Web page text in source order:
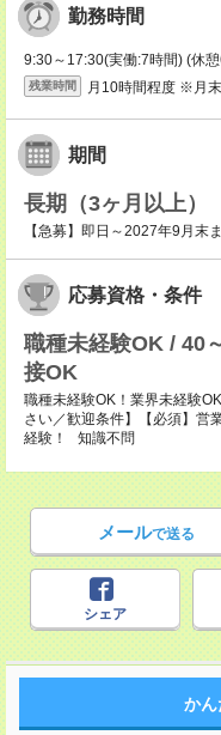
勤務時間
9:30～17:30(実働:7時間) (休
残業時間 月10時間程度 ※月
期間
長期（3ヶ月以上）
【急募】即日～2027年9月末
応募資格・条件
職種未経験OK / 40
接OK
職種未経験OK！業界未経験
さい／歓迎条件】【必須】
経験！ 知識不問
メールで送る
シェア
かん